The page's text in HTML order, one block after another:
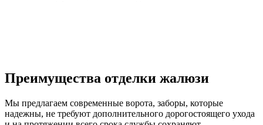
Преимущества отделки жалюзи
Мы предлагаем современные ворота, заборы, которые
надежны, не требуют дополнительного дорогостоящего ухода